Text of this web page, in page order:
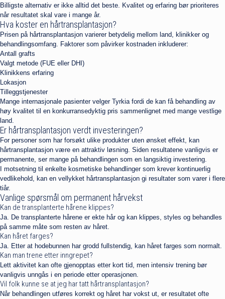
Billigste alternativ er ikke alltid det beste. Kvalitet og erfaring bør prioriteres
når resultatet skal vare i mange år.
Hva koster en hårtransplantasjon?
Prisen på hårtransplantasjon varierer betydelig mellom land, klinikker og
behandlingsomfang. Faktorer som påvirker kostnaden inkluderer:
Antall grafts
Valgt metode (FUE eller DHI)
Klinikkens erfaring
Lokasjon
Tilleggstjenester
Mange internasjonale pasienter velger Tyrkia fordi de kan få behandling av
høy kvalitet til en konkurransedyktig pris sammenlignet med mange vestlige
land.
Er hårtransplantasjon verdt investeringen?
For personer som har forsøkt ulike produkter uten ønsket effekt, kan
hårtransplantasjon være en attraktiv løsning. Siden resultatene vanligvis er
permanente, ser mange på behandlingen som en langsiktig investering.
I motsetning til enkelte kosmetiske behandlinger som krever kontinuerlig
vedlikehold, kan en vellykket hårtransplantasjon gi resultater som varer i flere
tiår.
Vanlige spørsmål om permanent hårvekst
Kan de transplanterte hårene klippes?
Ja. De transplanterte hårene er ekte hår og kan klippes, styles og behandles
på samme måte som resten av håret.
Kan håret farges?
Ja. Etter at hodebunnen har grodd fullstendig, kan håret farges som normalt.
Kan man trene etter inngrepet?
Lett aktivitet kan ofte gjenopptas etter kort tid, men intensiv trening bør
vanligvis unngås i en periode etter operasjonen.
Vil folk kunne se at jeg har tatt hårtransplantasjon?
Når behandlingen utføres korrekt og håret har vokst ut, er resultatet ofte